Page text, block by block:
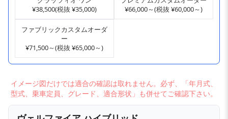
¥38,500(税抜 ¥35,000)
¥66,000～(税抜 ¥60,000～)
ファブリックカスタムオーダ
ー
¥71,500～(税抜 ¥65,000～)
イメージ図だけでは適合の確認は取れません。必ず、「年月式、
型式、乗車定員、グレード、適合形状」も併せてご確認下さい。